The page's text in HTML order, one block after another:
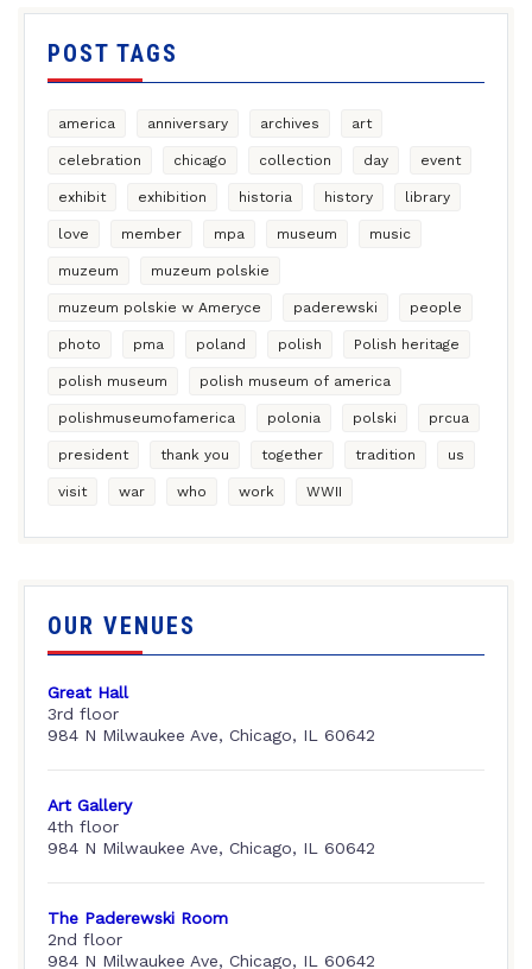
POST TAGS
america anniversary archives art
celebration chicago collection day event
exhibit exhibition historia history library
love member mpa museum music
muzeum muzeum polskie
muzeum polskie w Ameryce paderewski people
photo pma poland polish Polish heritage
polish museum polish museum of america
polishmuseumofamerica polonia polski prcua
president thank you together tradition us
visit war who work WWII
OUR VENUES
Great Hall
3rd floor
984 N Milwaukee Ave, Chicago, IL 60642
Art Gallery
4th floor
984 N Milwaukee Ave, Chicago, IL 60642
The Paderewski Room
2nd floor
984 N Milwaukee Ave, Chicago, IL 60642